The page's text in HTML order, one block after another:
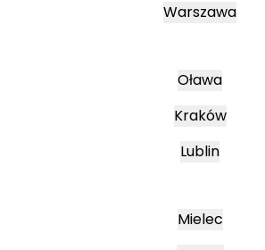
Warszawa
Oława
Kraków
Lublin
Mielec